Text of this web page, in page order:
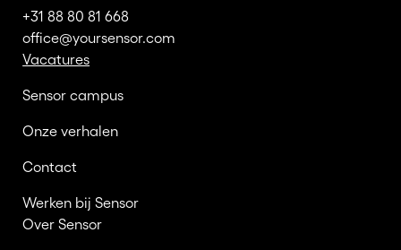
+31 88 80 81 668
office@yoursensor.com
Vacatures
Sensor campus
Onze verhalen
Contact
Werken bij Sensor
Over Sensor